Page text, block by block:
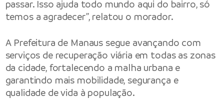
passar. Isso ajuda todo mundo aqui do bairro, só
temos a agradecer”, relatou o morador.
A Prefeitura de Manaus segue avançando com
serviços de recuperação viária em todas as zonas
da cidade, fortalecendo a malha urbana e
garantindo mais mobilidade, segurança e
qualidade de vida à população.